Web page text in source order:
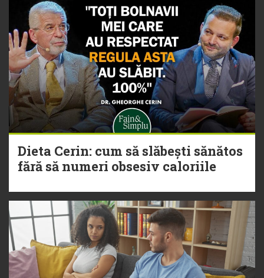
Dieta Cerin: cum să slăbești sănătos
fără să numeri obsesiv caloriile